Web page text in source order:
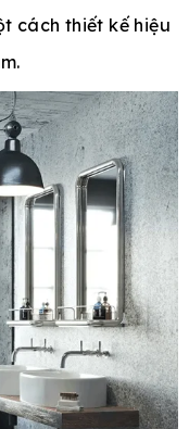
cách thiết kế hiệu